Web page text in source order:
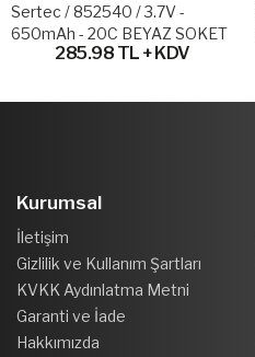
Sertec / 852540 / 3.7V -
650mAh - 20C BEYAZ SOKET
285.98 TL + KDV
Kurumsal
İletişim
Gizlilik ve Kullanım Şartları
KVKK Aydınlatma Metni
Garanti ve İade
Hakkımızda